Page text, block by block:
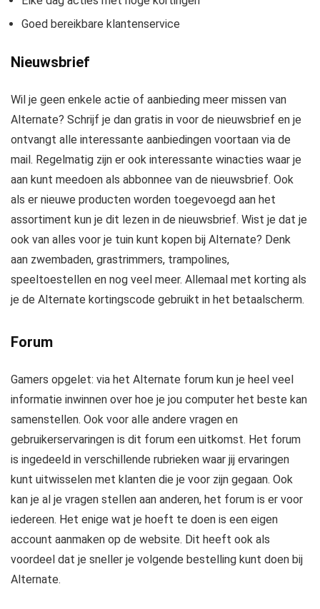
Goed bereikbare klantenservice
Nieuwsbrief
Wil je geen enkele actie of aanbieding meer missen van
Alternate? Schrijf je dan gratis in voor de nieuwsbrief en je
ontvangt alle interessante aanbiedingen voortaan via de
mail. Regelmatig zijn er ook interessante winacties waar je
aan kunt meedoen als abbonnee van de nieuwsbrief. Ook
als er nieuwe producten worden toegevoegd aan het
assortiment kun je dit lezen in de nieuwsbrief. Wist je dat je
ook van alles voor je tuin kunt kopen bij Alternate? Denk
aan zwembaden, grastrimmers, trampolines,
speeltoestellen en nog veel meer. Allemaal met korting als
je de Alternate kortingscode gebruikt in het betaalscherm.
Forum
Gamers opgelet: via het Alternate forum kun je heel veel
informatie inwinnen over hoe je jou computer het beste kan
samenstellen. Ook voor alle andere vragen en
gebruikerservaringen is dit forum een uitkomst. Het forum
is ingedeeld in verschillende rubrieken waar jij ervaringen
kunt uitwisselen met klanten die je voor zijn gegaan. Ook
kan je al je vragen stellen aan anderen, het forum is er voor
iedereen. Het enige wat je hoeft te doen is een eigen
account aanmaken op de website. Dit heeft ook als
voordeel dat je sneller je volgende bestelling kunt doen bij
Alternate.